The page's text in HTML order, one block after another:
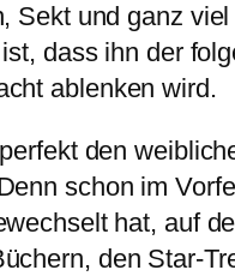
Sekt und ganz
dass ihn der
ablenken wird.
den
schon im
hat, auf
den Star-